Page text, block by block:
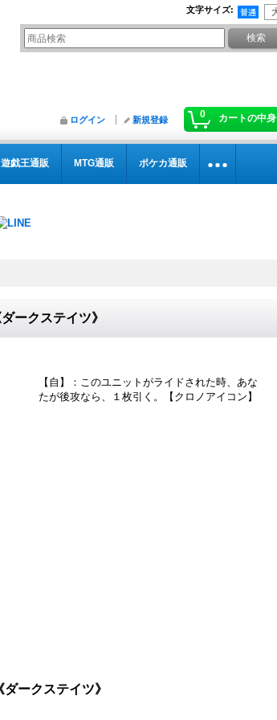
文字サイズ:
0 カートの中身
ログイン 新規登録
遊戯王通販 MTG通販 ポケカ通販
ークステイツ》
【自】：このユニットがライドされた時、あな
たが後攻なら、１枚引く。【クロノアイコン】
ークステイツ》